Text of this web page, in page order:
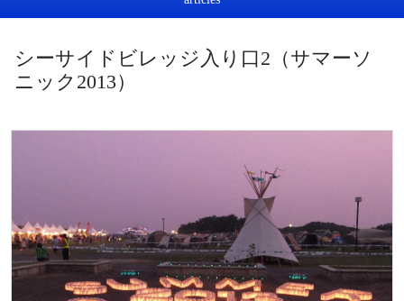
シーサイドビレッジ入り口2（サマーソ
ニック2013）